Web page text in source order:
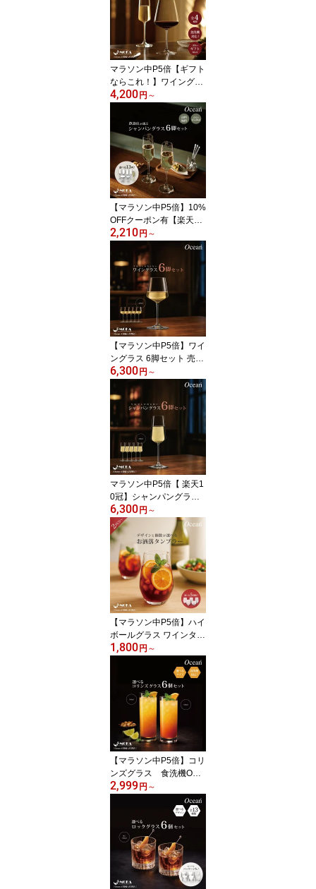
プレゼント 楽天ランキン
グ10冠
マラソン中P5倍【ギフト
ならこれ！】ワイングラ
ス シャンパングラス 4脚
セット 食洗器対応 薄い
飲み口 おしゃれ 高級感
赤ワイン 白ワイン Ocea
n ギフト プレゼント 贈り
物 結婚祝い 新築祝い ギ
フトボックス入り 飲食店
オーシャングラス
4,200円 ～
【マラソン中P5倍】10%
OFFクーポン有【楽天ラ
ンキング10冠達成】シャ
ンパングラス ワイングラ
ス 6脚セット シャンパン
グラス ペア セット おし
ゃれ カクテルグラス フ
ルート 人気 選べる ペア
グラス レストラン バー
業務用グラス
2,210円 ～
【マラソン中P5倍】ワイ
ングラス 6脚セット 売れ
筋 人気 赤ワイン 白ワイ
ン グラス 白ワイングラ
ス6脚【写真を撮りたく
なるグラス】 業務用 oce
an おしゃれ おすすめ レ
ストラン ホテル BAR 食
洗器対応 リーデル オー
シャングラス 送料無
6,300円 ～
マラソン中P5倍【 楽天1
0冠】シャンパングラス
6脚セット シャンパング
ラス フルート 業務用 レ
ストラン ホテル BAR バ
ー かわいい おしゃれ 人
気 OCEAN オーシャング
ラス リーデル 送料無料
食洗器OK
6,300円 ～
【マラソン中P5倍】ハイ
ボールグラス ワインタン
ブラー ワイングラス脚な
し ウォーターグラス ワ
イングラス脚なし グラス
ワインタンブラー ペア 6
個セット グラス ワイン
グラス タンブラー低い
脚なし おしゃれ カフェ
飲食店 バー 家 人気 可愛
い
1,800円 ～
【マラソン中P5倍】コリ
ンズグラス 食洗機OK
ロングカクテルグラス ロ
ング ゾンビグラス コッ
プ 6個セット カクテルグ
ラス 業務用 グラス バー
用品 人気 ホテル
2,999円 ～